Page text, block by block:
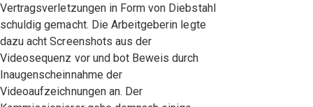
Vertragsverletzungen in Form von Diebstahl
schuldig gemacht. Die Arbeitgeberin legte
dazu acht Screenshots aus der
Videosequenz vor und bot Beweis durch
Inaugenscheinnahme der
Videoaufzeichnungen an. Der